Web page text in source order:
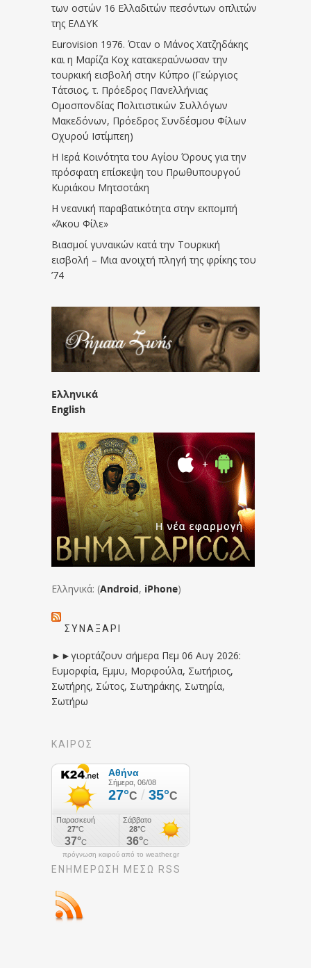
των οστών 16 Ελλαδιτών πεσόντων οπλιτών
της ΕΛΔΥΚ
Eurovision 1976. Όταν ο Μάνος Χατζηδάκης
και η Μαρίζα Κοχ κατακεραύνωσαν την
τουρκική εισβολή στην Κύπρο (Γεώργιος
Τάτσιος, τ. Πρόεδρος Πανελλήνιας
Ομοσπονδίας Πολιτιστικών Συλλόγων
Μακεδόνων, Πρόεδρος Συνδέσμου Φίλων
Οχυρού Ιστίμπεη)
Η Ιερά Κοινότητα του Αγίου Όρους για την
πρόσφατη επίσκεψη του Πρωθυπουργού
Κυριάκου Μητσοτάκη
Η νεανική παραβατικότητα στην εκπομπή
«Άκου Φίλε»
Βιασμοί γυναικών κατά την Τουρκική
εισβολή – Μια ανοιχτή πληγή της φρίκης του
’74
Ελληνικά
English
Ελληνικά: (Android, iPhone)
ΣΥΝΑΞΆΡΙ
►►γιορτάζουν σήμερα Πεμ 06 Αυγ 2026:
Ευμορφία, Εμμυ, Μορφούλα, Σωτήριος,
Σωτήρης, Σώτος, Σωτηράκης, Σωτηρία,
Σωτήρω
ΚΑΙΡΟΣ
πρόγνωση καιρού από το weather.gr
ΕΝΗΜΈΡΩΣΉ ΜΕΣΩ RSS